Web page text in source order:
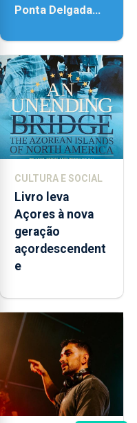
Ponta Delgada
novos
instrumentos
CULTURA E SOCIAL
Livro leva
Açores à nova
geração
açordescendent
e